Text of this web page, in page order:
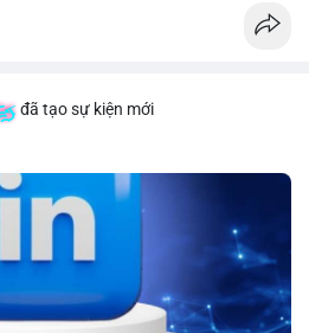
đã tạo sự kiện mới